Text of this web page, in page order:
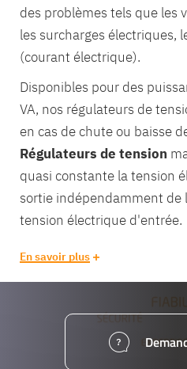
des problèmes tels que les
les surcharges électriques,
(courant électrique).
Disponibles pour des
VA, nos régulateurs de
en cas de chute ou baisse
Régulateurs de tension
quasi constante la tension
sortie indépendamment de
tension électrique d'entrée.
En savoir plus